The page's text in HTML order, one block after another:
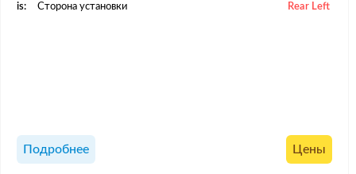
is: Сторона установки Rear Left
Подробнее Цены